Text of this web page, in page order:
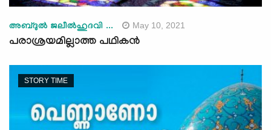
അബ്ദുല്‍ ജലീല്‍ഹുദവി ... May 10, 2021
പരാശ്രയമില്ലാത്ത പഥികൻ
STORY TIME